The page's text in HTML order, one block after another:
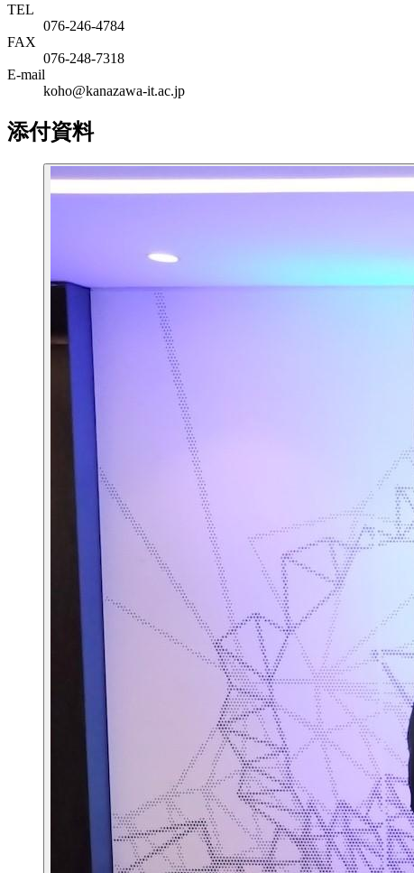
TEL
076-246-4784
FAX
076-248-7318
E-mail
koho@kanazawa-it.ac.jp
添付資料